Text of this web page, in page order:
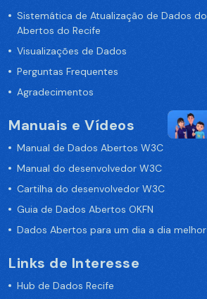
Sistemática de Atualização de Dados
Abertos do Recife
Visualizações de Dados
Perguntas Frequentes
Agradecimentos
Manuais e Vídeos
Manual de Dados Abertos W3C
Manual do desenvolvedor W3C
Cartilha do desenvolvedor W3C
Guia de Dados Abertos OKFN
Dados Abertos para um dia a dia melhor
Links de Interesse
Hub de Dados Recife